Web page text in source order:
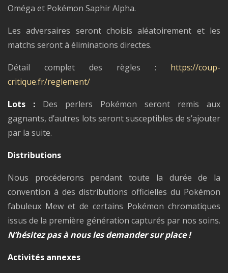
Oméga et Pokémon Saphir Alpha.
Les adversaires seront choisis aléatoirement et les
matchs seront à éliminations directes.
Détail complet des règles :
https://coup-
critique.fr/reglement/
Lots : Des perlers Pokémon seront remis aux
gagnants, d’autres lots seront susceptibles de s’ajouter
par la suite.
Distributions
Nous procéderons pendant toute la durée de la
convention à des distributions officielles du Pokémon
fabuleux Mew et de certains Pokémon chromatiques
issus de la première génération capturés par nos soins.
N’hésitez pas à nous les demander sur place !
Activités annexes